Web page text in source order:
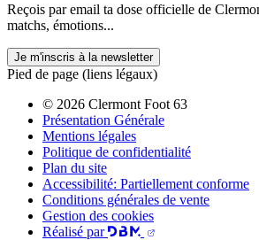
Reçois par email ta dose officielle de
matchs, émotions...
Je m'inscris à la newsletter
Pied de page (liens légaux)
© 2026 Clermont Foot 63
Présentation Générale
Mentions légales
Politique de confidentialité
Plan du site
Accessibilité: Partiellement conforme
Conditions générales de vente
Gestion des cookies
Réalisé par